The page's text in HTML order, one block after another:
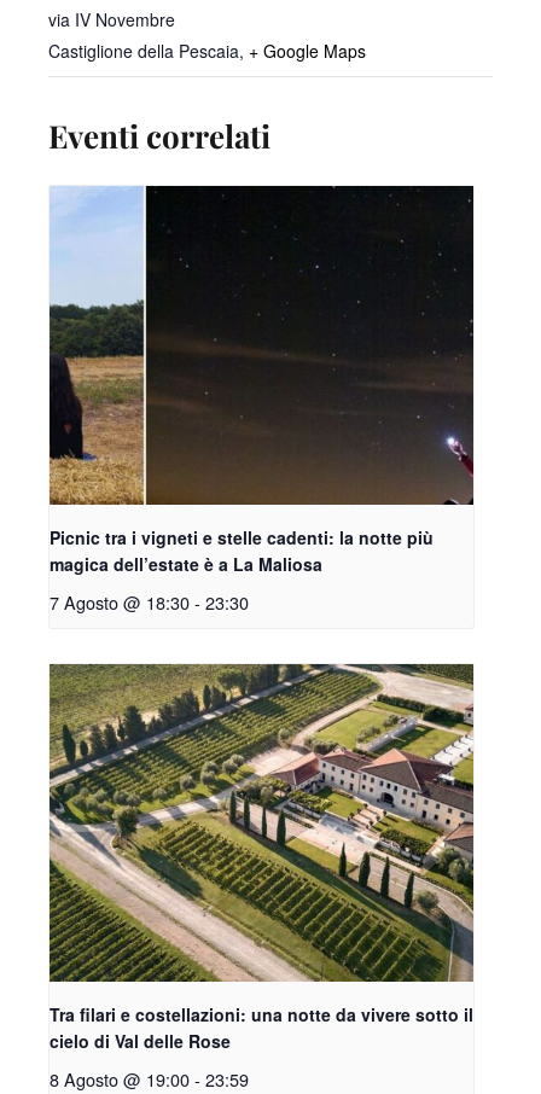
via IV Novembre
Castiglione della Pescaia, + Google Maps
Eventi correlati
Picnic tra i vigneti e stelle cadenti: la notte più
magica dell’estate è a La Maliosa
7 Agosto @ 18:30- 23:30
Tra filari e costellazioni: una notte da vivere sotto il
cielo di Val delle Rose
8 Agosto @ 19:00- 23:59